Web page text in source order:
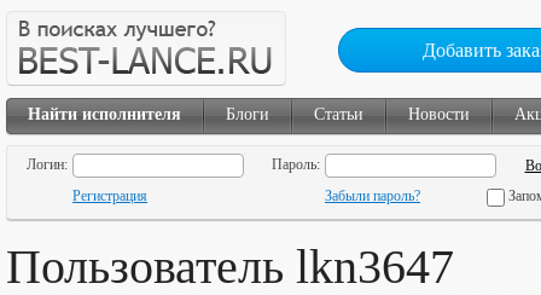
Добавить
Найти исполнителя Блоги Статьи Новости
Логин:
Пароль:
Регистрация
Забыли пароль?
Пользователь lkn3647